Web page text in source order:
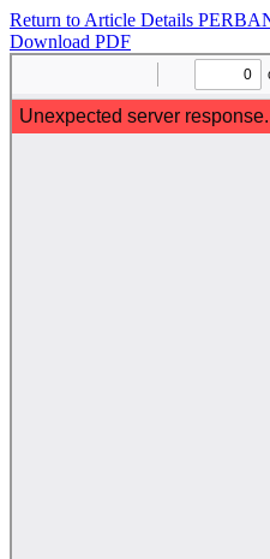
Return to Article Details
Download PDF